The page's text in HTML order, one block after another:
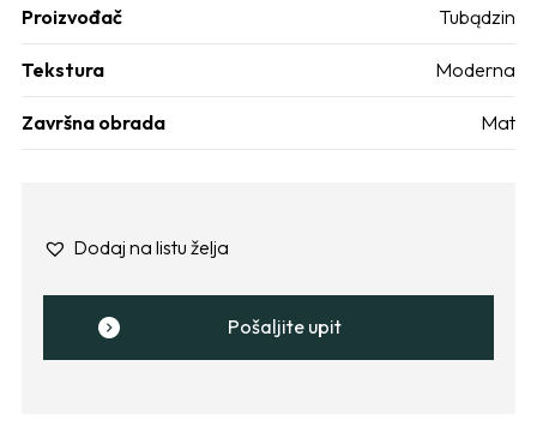
Proizvođač Tubądzin
Tekstura Moderna
Završna obrada Mat
Dodaj na listu želja
Pošaljite upit